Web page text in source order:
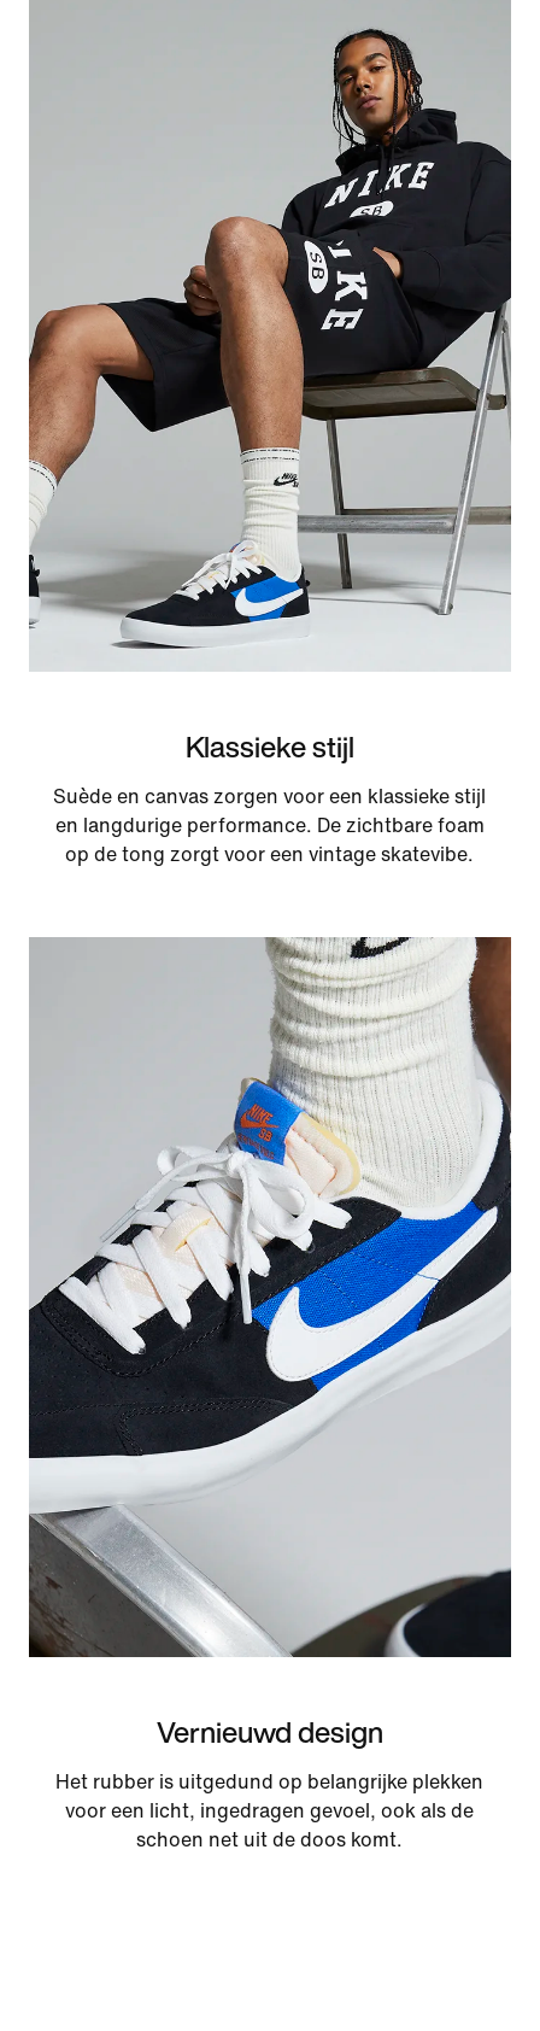
Klassieke stijl
Suède en canvas zorgen voor een klassieke stijl
en langdurige performance. De zichtbare foam
op de tong zorgt voor een vintage skatevibe.
Vernieuwd design
Het rubber is uitgedund op belangrijke plekken
voor een licht, ingedragen gevoel, ook als de
schoen net uit de doos komt.